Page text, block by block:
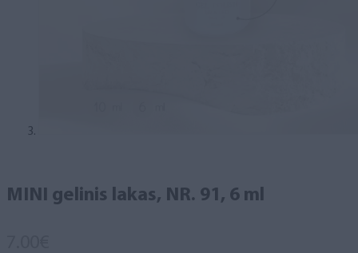
MINI gelinis lakas, NR. 91, 6 ml